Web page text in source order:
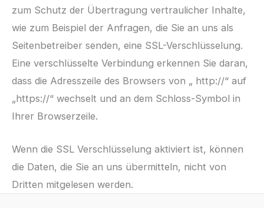
zum Schutz der Übertragung vertraulicher Inhalte,
wie zum Beispiel der Anfragen, die Sie an uns als
Seitenbetreiber senden, eine SSL-Verschlüsselung.
Eine verschlüsselte Verbindung erkennen Sie daran,
dass die Adresszeile des Browsers von „ http://“ auf
„https://“ wechselt und an dem Schloss-Symbol in
Ihrer Browserzeile.
Wenn die SSL Verschlüsselung aktiviert ist, können
die Daten, die Sie an uns übermitteln, nicht von
Dritten mitgelesen werden.